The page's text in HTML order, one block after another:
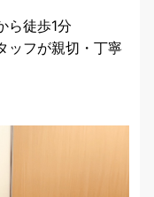
ら徒歩1分
ッフが親切・丁寧